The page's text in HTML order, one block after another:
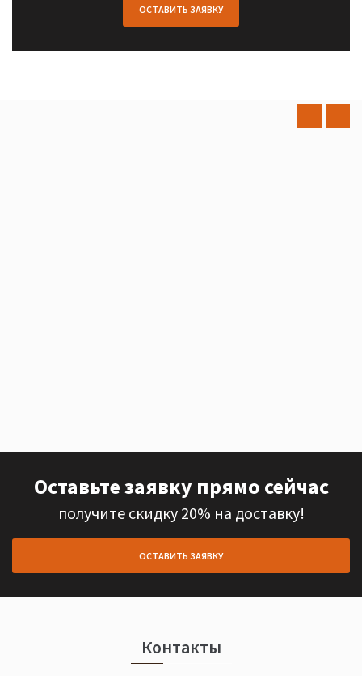
ОСТАВИТЬ ЗАЯВКУ
Оставьте заявку прямо сейчас
получите скидку 20% на доставку!
ОСТАВИТЬ ЗАЯВКУ
Контакты